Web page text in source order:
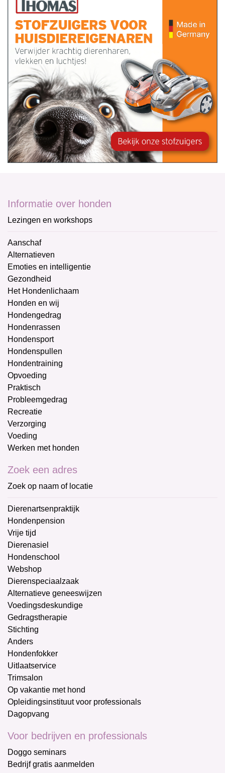
Informatie over honden
Lezingen en workshops
Aanschaf
Alternatieven
Emoties en intelligentie
Gezondheid
Het Hondenlichaam
Honden en wij
Hondengedrag
Hondenrassen
Hondensport
Hondenspullen
Hondentraining
Opvoeding
Praktisch
Probleemgedrag
Recreatie
Verzorging
Voeding
Werken met honden
Zoek een adres
Zoek op naam of locatie
Dierenartsenpraktijk
Hondenpension
Vrije tijd
Dierenasiel
Hondenschool
Webshop
Dierenspeciaalzaak
Alternatieve geneeswijzen
Voedingsdeskundige
Gedragstherapie
Stichting
Anders
Hondenfokker
Uitlaatservice
Trimsalon
Op vakantie met hond
Opleidingsinstituut voor professionals
Dagopvang
Voor bedrijven en professionals
Doggo seminars
Bedrijf gratis aanmelden